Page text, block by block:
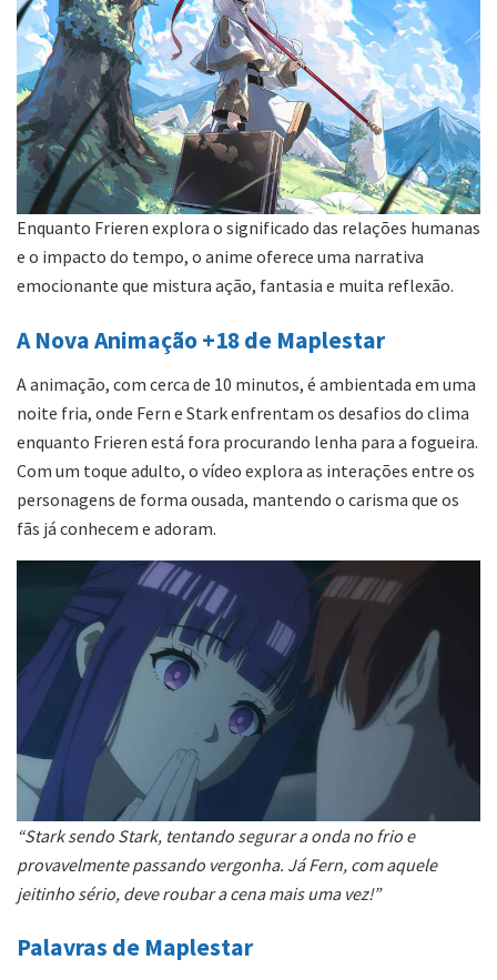
Enquanto Frieren explora o significado das relações humanas
e o impacto do tempo, o anime oferece uma narrativa
emocionante que mistura ação, fantasia e muita reflexão.
A Nova Animação +18 de Maplestar
A animação, com cerca de 10 minutos, é ambientada em uma
noite fria, onde Fern e Stark enfrentam os desafios do clima
enquanto Frieren está fora procurando lenha para a fogueira.
Com um toque adulto, o vídeo explora as interações entre os
personagens de forma ousada, mantendo o carisma que os
fãs já conhecem e adoram.
“Stark sendo Stark, tentando segurar a onda no frio e
provavelmente passando vergonha. Já Fern, com aquele
jeitinho sério, deve roubar a cena mais uma vez!”
Palavras de Maplestar